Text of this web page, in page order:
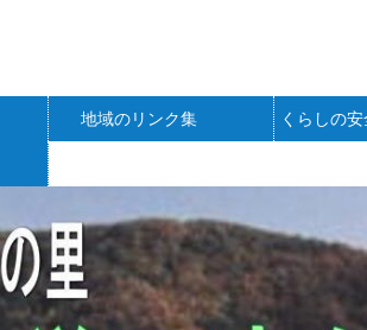
地域のリンク集 くらしの